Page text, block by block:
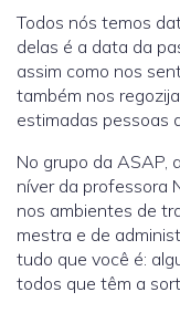
Todos nós temos
delas é a data da
assim como nos
também nos
estimadas pessoas
No grupo da ASAP,
níver da professora
nos ambientes de
mestra e de
tudo que você é:
todos que têm a